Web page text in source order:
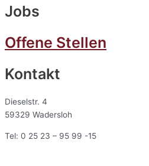
Jobs
Offene Stellen
Kontakt
Dieselstr. 4
59329 Wadersloh
Tel: 0 25 23 – 95 99 -15